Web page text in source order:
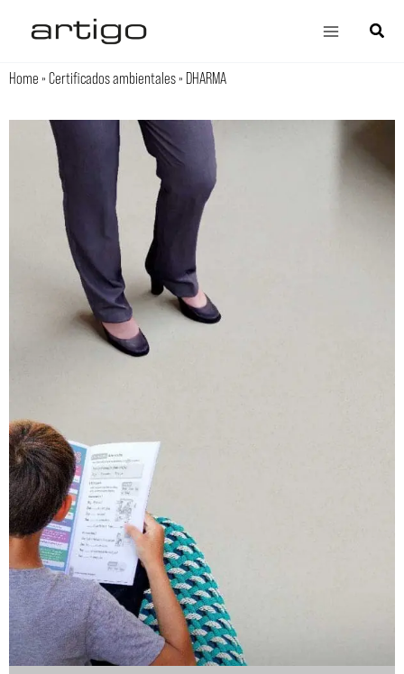
contenido
Main
Home»Certificados ambientales» DHARMA